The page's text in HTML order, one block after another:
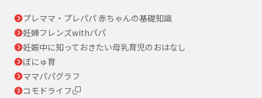
プレママ・プレパパ 赤ちゃんの基礎知識
妊婦フレンズwithパパ
妊娠中に知っておきたい母乳育児のおはなし
ぼにゅ育
ママパパグラフ
コモドライフ